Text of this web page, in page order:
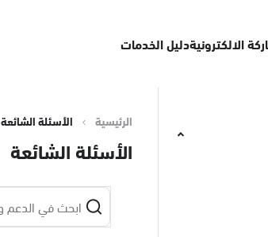
الالكترونيةدليل الخدمات
الرئيسية الأسئلة الشائعة
الأسئلة الشائعة